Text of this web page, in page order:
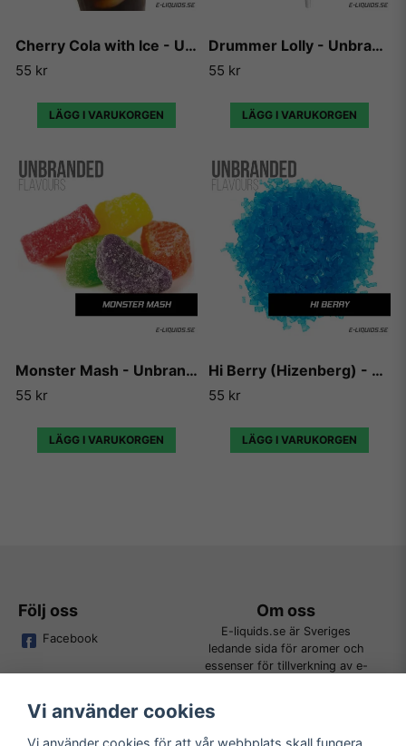
Cherry Cola with Ice - Unbranded
55 kr
LÄGG I VARUKORGEN
Drummer Lolly - Unbranded
55 kr
LÄGG I VARUKORGEN
Monster Mash - Unbranded
55 kr
LÄGG I VARUKORGEN
Hi Berry (Hizenberg) - Unbranded
55 kr
LÄGG I VARUKORGEN
Följ oss
Facebook
Om oss
E-liquids.se är Sveriges
ledande sida för aromer och
essenser för tillverkning av e-
Vi använder cookies
Vi använder cookies för att vår webbplats skall fungera